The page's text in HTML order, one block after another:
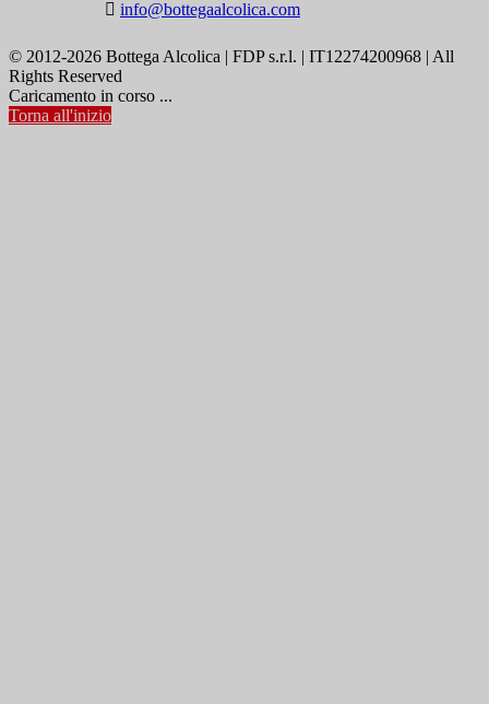
 info@bottegaalcolica.com
© 2012-2026 Bottega Alcolica | FDP s.r.l. | IT12274200968 | All
Rights Reserved
Caricamento in corso ...
Torna all'inizio